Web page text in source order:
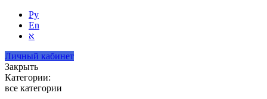
Ру
En
א
Личный кабинет
Закрыть
Категории:
все категории